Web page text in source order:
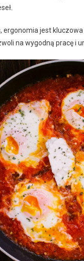
, ergonomia jest
na wygodną pracę i